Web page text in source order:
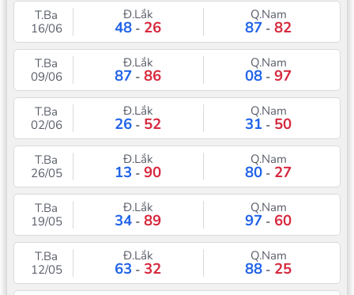
T.Ba
16/06
Đ.Lắk
48 - 26
Q.Nam
87 -82
T.Ba
09/06
Đ.Lắk
87 -86
Q.Nam
08 -97
T.Ba
02/06
Đ.Lắk
26 - 52
Q.Nam
31 - 50
T.Ba
26/05
Đ.Lắk
13 -90
Q.Nam
80 - 27
T.Ba
19/05
Đ.Lắk
34 -89
Q.Nam
97 - 60
T.Ba
12/05
Đ.Lắk
63 -32
Q.Nam
88 - 25